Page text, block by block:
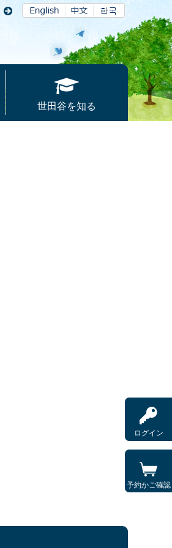
ログイン
予約かご確認
世田谷を知る